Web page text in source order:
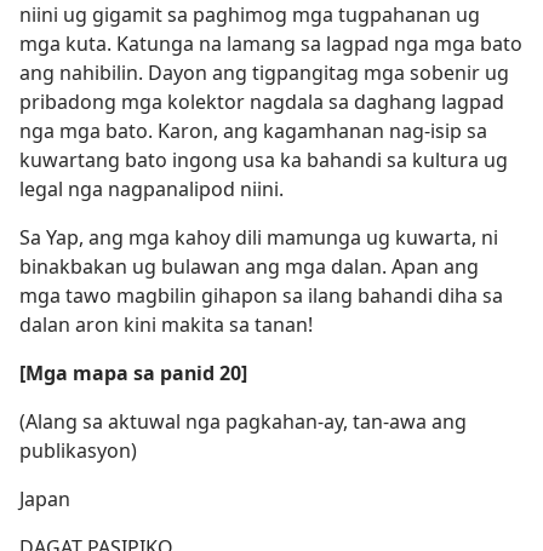
niini ug gigamit sa paghimog mga tugpahanan ug
mga kuta. Katunga na lamang sa lagpad nga mga bato
ang nahibilin. Dayon ang tigpangitag mga sobenir ug
pribadong mga kolektor nagdala sa daghang lagpad
nga mga bato. Karon, ang kagamhanan nag-isip sa
kuwartang bato ingong usa ka bahandi sa kultura ug
legal nga nagpanalipod niini.
Sa Yap, ang mga kahoy dili mamunga ug kuwarta, ni
binakbakan ug bulawan ang mga dalan. Apan ang
mga tawo magbilin gihapon sa ilang bahandi diha sa
dalan aron kini makita sa tanan!
[Mga mapa sa panid 20]
(Alang sa aktuwal nga pagkahan-ay, tan-awa ang
publikasyon)
Japan